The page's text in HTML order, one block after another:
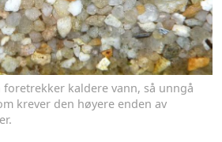
kaldere vann, så unngå
krever den høyere enden av